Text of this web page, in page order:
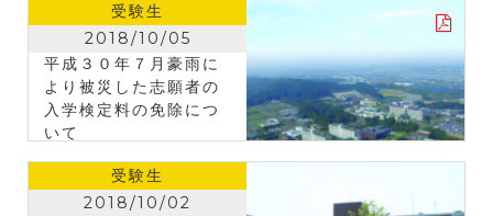
受験生
2018/10/05
平成３０年７月豪雨に
より被災した志願者の
入学検定料の免除につ
いて
受験生
2018/10/02